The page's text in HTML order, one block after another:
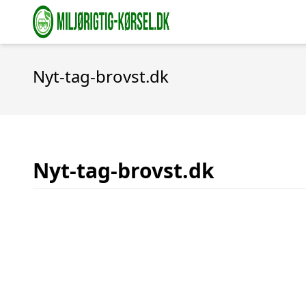
Nyt-tag-brovst.dk
Nyt-tag-brovst.dk